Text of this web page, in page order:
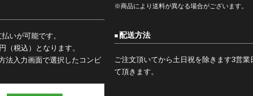
いが可能です。
（税込）となります。
法入力画面で選択したコンビ
※商品により送料が異なる場合がございます。
配送方法
ご注文頂いてから土日祝を除きます3営
て頂きます。